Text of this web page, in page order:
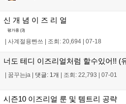
신 개 념 이 즈 리 얼
평가중 (3)
사계절용빤쓰 조회: 20,694 07-18
너도 테디 이즈리얼처럼 할수있어!! (
꿈꾸는ja 댓글: 1개 조회: 22,793 07-01
시즌10 이즈리얼 룬 및 템트리 공략